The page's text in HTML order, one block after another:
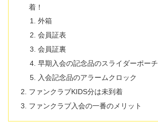
着！
外箱
会員証表
会員証裏
早期入会の記念品のスライダーポーチ
入会記念品のアラームクロック
ファンクラブKIDS分は未到着
ファンクラブ入会の一番のメリット